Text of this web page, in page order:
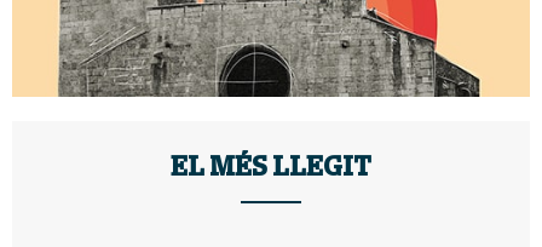
EL MÉS LLEGIT